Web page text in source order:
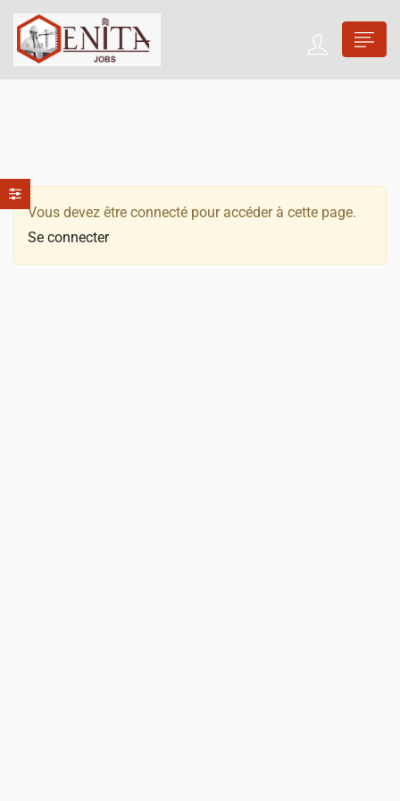
Vous devez être connecté pour accéder à cette page.
Se connecter